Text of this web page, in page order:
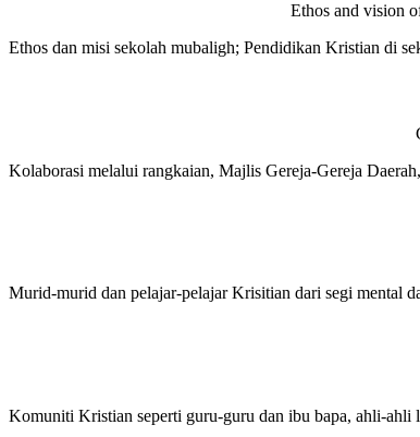
Ethos and vision
Ethos dan misi sekolah mubaligh; Pendidikan Kristian di
Kolaborasi melalui rangkaian, Majlis Gereja-Gereja
Murid-murid dan pelajar-pelajar Krisitian dari segi mental
Komuniti Kristian seperti guru-guru dan ibu bapa, ahli-ahli